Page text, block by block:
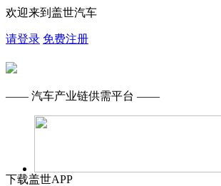
欢迎来到盖世汽车
请登录 免费注册
—— 汽车产业链供需平台 ——
下载盖世APP